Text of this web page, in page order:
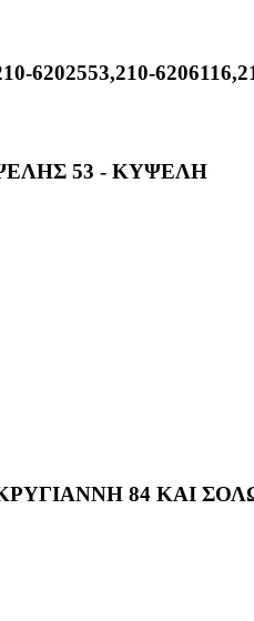
6202553,210-
53 - ΚΥΨΕΛΗ
84 ΚΑΙ